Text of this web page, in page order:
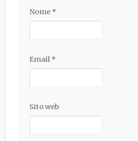
Nome *
Email *
Sito web